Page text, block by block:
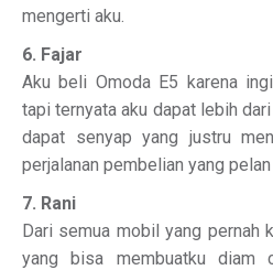
mengerti aku.
6. Fajar
Aku beli Omoda E5 karena
tapi ternyata aku dapat lebih
dapat senyap yang justru
perjalanan pembelian yang
7. Rani
Dari semua mobil yang pernah
yang bisa membuatku diam